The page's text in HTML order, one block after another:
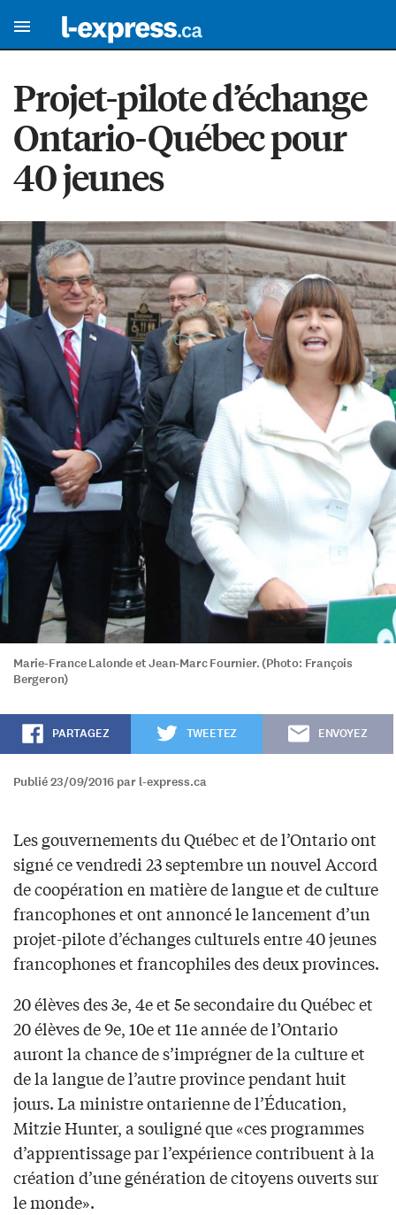
Projet-pilote d’échange
Ontario-Québec pour
40 jeunes
Marie-France Lalonde et Jean-Marc Fournier. (Photo: François
Bergeron)
PARTAGEZ TWEETEZ ENVOYEZ
Publié 23/09/2016 par l-express.ca
Les gouvernements du Québec et de l’Ontario ont
signé ce vendredi 23 septembre un nouvel Accord
de coopération en matière de langue et de culture
francophones et ont annoncé le lancement d’un
projet-pilote d’échanges culturels entre 40 jeunes
francophones et francophiles des deux provinces.
20 élèves des 3e, 4e et 5e secondaire du Québec et
20 élèves de 9e, 10e et 11e année de l’Ontario
auront la chance de s’imprégner de la culture et
de la langue de l’autre province pendant huit
jours. La ministre ontarienne de l’Éducation,
Mitzie Hunter, a souligné que «ces programmes
d’apprentissage par l’expérience contribuent à la
création d’une génération de citoyens ouverts sur
le monde».